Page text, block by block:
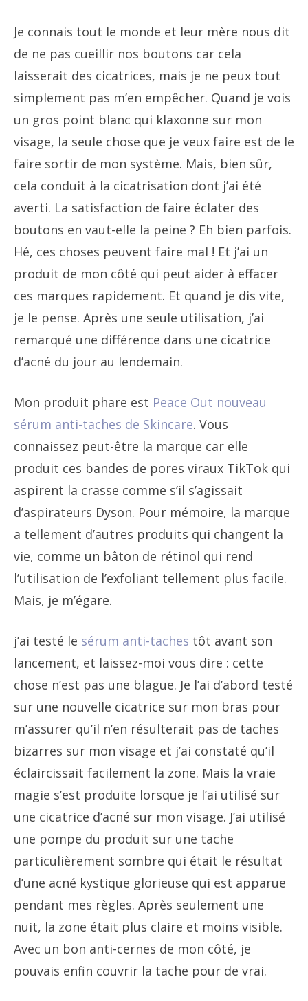
Je connais tout le monde et leur mère nous dit
de ne pas cueillir nos boutons car cela
laisserait des cicatrices, mais je ne peux tout
simplement pas m’en empêcher. Quand je vois
un gros point blanc qui klaxonne sur mon
visage, la seule chose que je veux faire est de le
faire sortir de mon système. Mais, bien sûr,
cela conduit à la cicatrisation dont j’ai été
averti. La satisfaction de faire éclater des
boutons en vaut-elle la peine ? Eh bien parfois.
Hé, ces choses peuvent faire mal ! Et j’ai un
produit de mon côté qui peut aider à effacer
ces marques rapidement. Et quand je dis vite,
je le pense. Après une seule utilisation, j’ai
remarqué une différence dans une cicatrice
d’acné du jour au lendemain.
Mon produit phare est Peace Out nouveau
sérum anti-taches de Skincare. Vous
connaissez peut-être la marque car elle
produit ces bandes de pores viraux TikTok qui
aspirent la crasse comme s’il s’agissait
d’aspirateurs Dyson. Pour mémoire, la marque
a tellement d’autres produits qui changent la
vie, comme un bâton de rétinol qui rend
l’utilisation de l’exfoliant tellement plus facile.
Mais, je m’égare.
j’ai testé le sérum anti-taches tôt avant son
lancement, et laissez-moi vous dire : cette
chose n’est pas une blague. Je l’ai d’abord testé
sur une nouvelle cicatrice sur mon bras pour
m’assurer qu’il n’en résulterait pas de taches
bizarres sur mon visage et j’ai constaté qu’il
éclaircissait facilement la zone. Mais la vraie
magie s’est produite lorsque je l’ai utilisé sur
une cicatrice d’acné sur mon visage. J’ai utilisé
une pompe du produit sur une tache
particulièrement sombre qui était le résultat
d’une acné kystique glorieuse qui est apparue
pendant mes règles. Après seulement une
nuit, la zone était plus claire et moins visible.
Avec un bon anti-cernes de mon côté, je
pouvais enfin couvrir la tache pour de vrai.